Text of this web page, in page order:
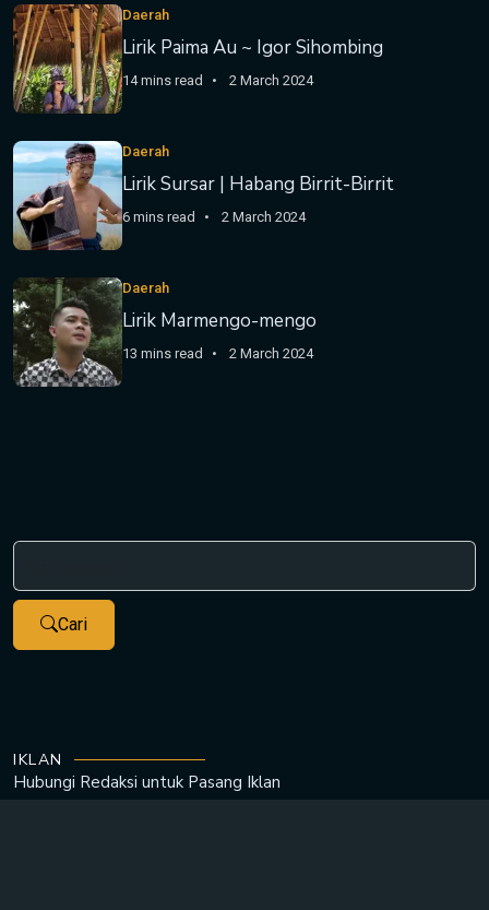
Daerah
Lirik Paima Au ~ Igor Sihombing
14 mins read 2 March 2024
Daerah
Lirik Sursar | Habang Birrit-Birrit
6 mins read 2 March 2024
Daerah
Lirik Marmengo-mengo
13 mins read 2 March 2024
Cari
IKLAN
Hubungi Redaksi untuk Pasang Iklan